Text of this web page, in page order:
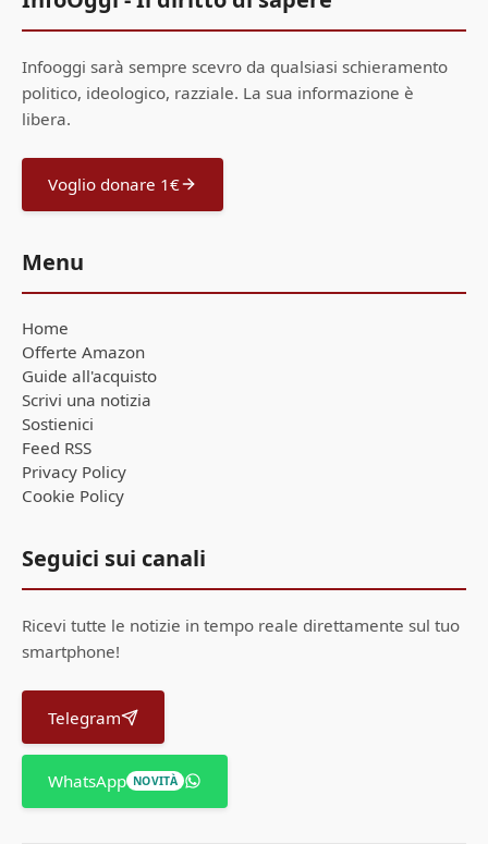
Infooggi sarà sempre scevro da qualsiasi schieramento
politico, ideologico, razziale. La sua informazione è
libera.
Voglio donare 1€
Menu
Home
Offerte Amazon
Guide all'acquisto
Scrivi una notizia
Sostienici
Feed RSS
Privacy Policy
Cookie Policy
Seguici sui canali
Ricevi tutte le notizie in tempo reale direttamente sul tuo
smartphone!
Telegram
WhatsApp NOVITÀ